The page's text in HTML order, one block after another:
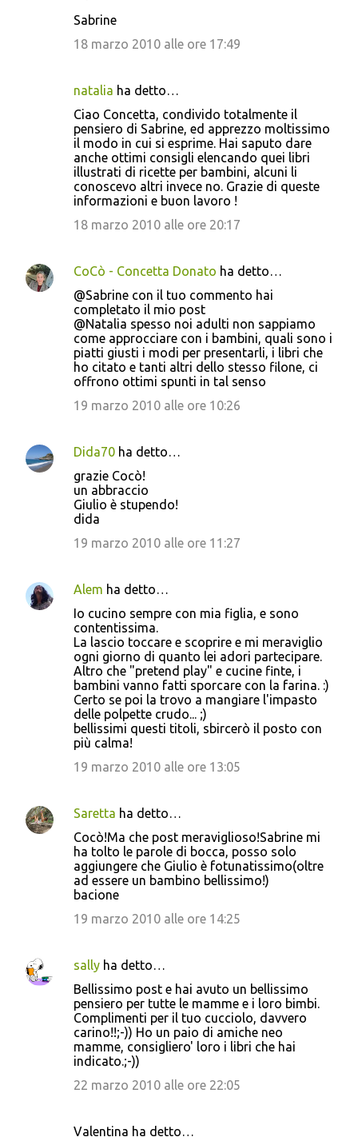
Sabrine
18 marzo 2010 alle ore 17:49
natalia ha detto…
Ciao Concetta, condivido totalmente il
pensiero di Sabrine, ed apprezzo moltissimo
il modo in cui si esprime. Hai saputo dare
anche ottimi consigli elencando quei libri
illustrati di ricette per bambini, alcuni li
conoscevo altri invece no. Grazie di queste
informazioni e buon lavoro !
18 marzo 2010 alle ore 20:17
CoCò - Concetta Donato ha detto…
@Sabrine con il tuo commento hai
completato il mio post
@Natalia spesso noi adulti non sappiamo
come approcciare con i bambini, quali sono i
piatti giusti i modi per presentarli, i libri che
ho citato e tanti altri dello stesso filone, ci
offrono ottimi spunti in tal senso
19 marzo 2010 alle ore 10:26
Dida70 ha detto…
grazie Cocò!
un abbraccio
Giulio è stupendo!
dida
19 marzo 2010 alle ore 11:27
Alem ha detto…
Io cucino sempre con mia figlia, e sono
contentissima.
La lascio toccare e scoprire e mi meraviglio
ogni giorno di quanto lei adori partecipare.
Altro che "pretend play" e cucine finte, i
bambini vanno fatti sporcare con la farina. :)
Certo se poi la trovo a mangiare l'impasto
delle polpette crudo... ;)
bellissimi questi titoli, sbircerò il posto con
più calma!
19 marzo 2010 alle ore 13:05
Saretta ha detto…
Cocò!Ma che post meraviglioso!Sabrine mi
ha tolto le parole di bocca, posso solo
aggiungere che Giulio è fotunatissimo(oltre
ad essere un bambino bellissimo!)
bacione
19 marzo 2010 alle ore 14:25
sally ha detto…
Bellissimo post e hai avuto un bellissimo
pensiero per tutte le mamme e i loro bimbi.
Complimenti per il tuo cucciolo, davvero
carino!!;-)) Ho un paio di amiche neo
mamme, consigliero' loro i libri che hai
indicato.;-))
22 marzo 2010 alle ore 22:05
Valentina ha detto…